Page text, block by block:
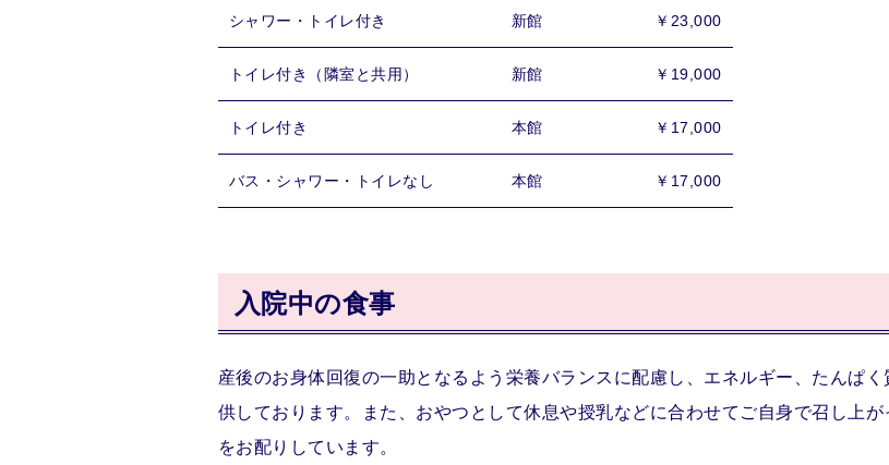
シャワー・トイレ付き 新館 ￥23,000
トイレ付き（隣室と共用） 新館 ￥19,000
トイレ付き 本館 ￥17,000
バス・シャワー・トイレなし 本館 ￥17,000
入院中の食事
産後のお身体回復の一助となるよう栄養バランスに配慮し、エネルギー、たんぱ
供しております。また、おやつとして休息や授乳などに合わせてご自身で召し上
をお配りしています。